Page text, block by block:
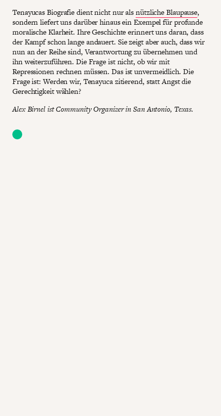
Tenayucas Biografie dient nicht nur alsnützliche Blaupause,
sondern liefert uns darüber hinaus ein Exempel für profunde
moralische Klarheit. Ihre Geschichte erinnert uns daran, dass
der Kampf schon lange andauert. Sie zeigt aber auch, dass wir
nun an der Reihe sind, Verantwortung zu übernehmen und
ihn weiterzuführen. Die Frage ist nicht, ob wir mit
Repressionen rechnen müssen. Das ist unvermeidlich. Die
Frage ist: Werden wir, Tenayuca zitierend, statt Angst die
Gerechtigkeit wählen?
Alex Birnel ist Community Organizer in San Antonio, Texas.